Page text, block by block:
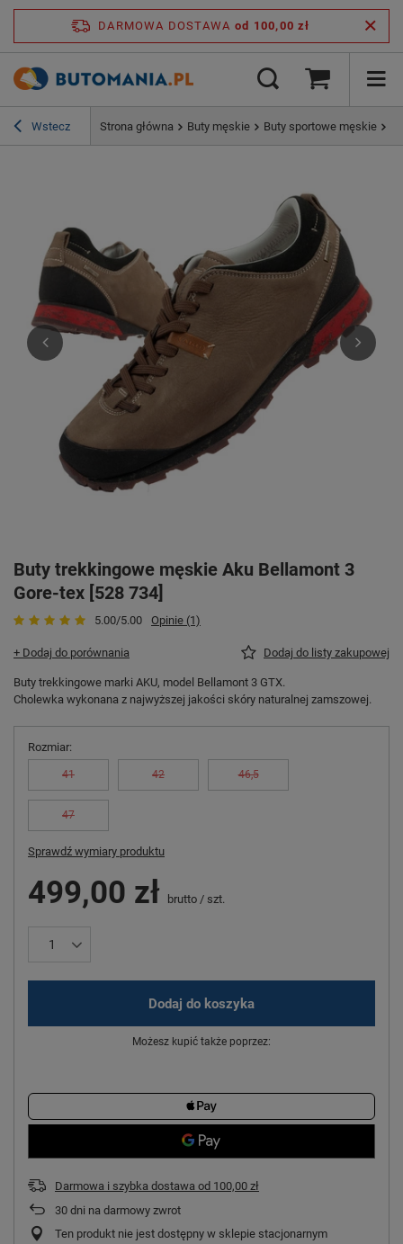
DARMOWA DOSTAWA od 100,00 zł
Wstecz Strona główna Buty męskie Buty sportowe męskie
Buty trekkingowe męskie Aku Bellamont 3
Gore-tex [528 734]
5.00/5.00 Opinie (1)
+ Dodaj do porównania Dodaj do listy zakupowej
Buty trekkingowe marki AKU, model Bellamont 3 GTX.
Cholewka wykonana z najwyższej jakości skóry naturalnej zamszowej.
Rozmiar
41 42 46,5
47
Sprawdź wymiary produktu
499,00 zł brutto / szt.
Dodaj do koszyka
Możesz kupić także poprzez:
Darmowa i szybka dostawa od 100,00 zł
30 dni na darmowy zwrot
Ten produkt nie jest dostępny w sklepie stacjonarnym